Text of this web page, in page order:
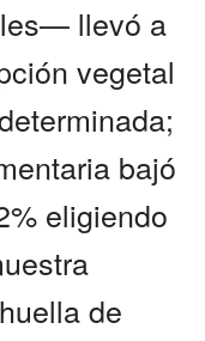
llevó a
vegetal
bajó
eligiendo
de